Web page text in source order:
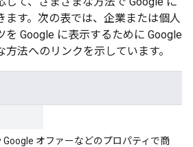
ます。次の表では、企業または個人
を Google に表示するために Google
法へのリンクを示しています。
オファーなどのプロパティで商